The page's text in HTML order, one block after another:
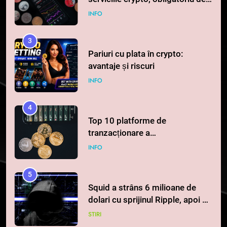
3
Pariuri cu plata în crypto:
4
Top 10 platforme de
5
Squid a strâns 6 milioane de
într-un atac cibernetic în mai
puțin de 24 de ore
Banii digitali și arhitectura